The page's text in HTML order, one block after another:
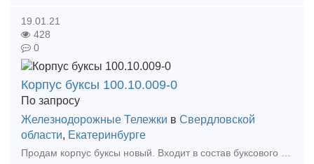
19.01.21
428
0
Корпус буксы 100.10.009-0
По запросу
Железнодорожные Тележки в Свердловской
области, Екатеринбурге